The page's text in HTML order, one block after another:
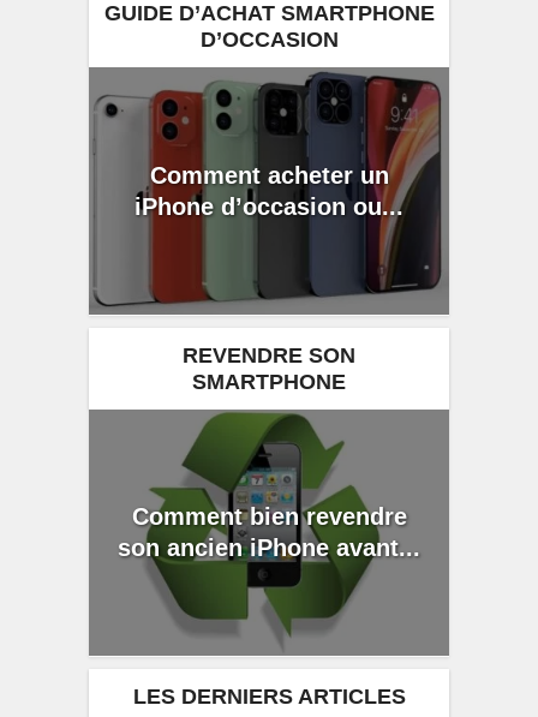
GUIDE D’ACHAT SMARTPHONE
D’OCCASION
Comment acheter un
iPhone d’occasion ou...
REVENDRE SON
SMARTPHONE
Comment bien revendre
son ancien iPhone avant...
LES DERNIERS ARTICLES